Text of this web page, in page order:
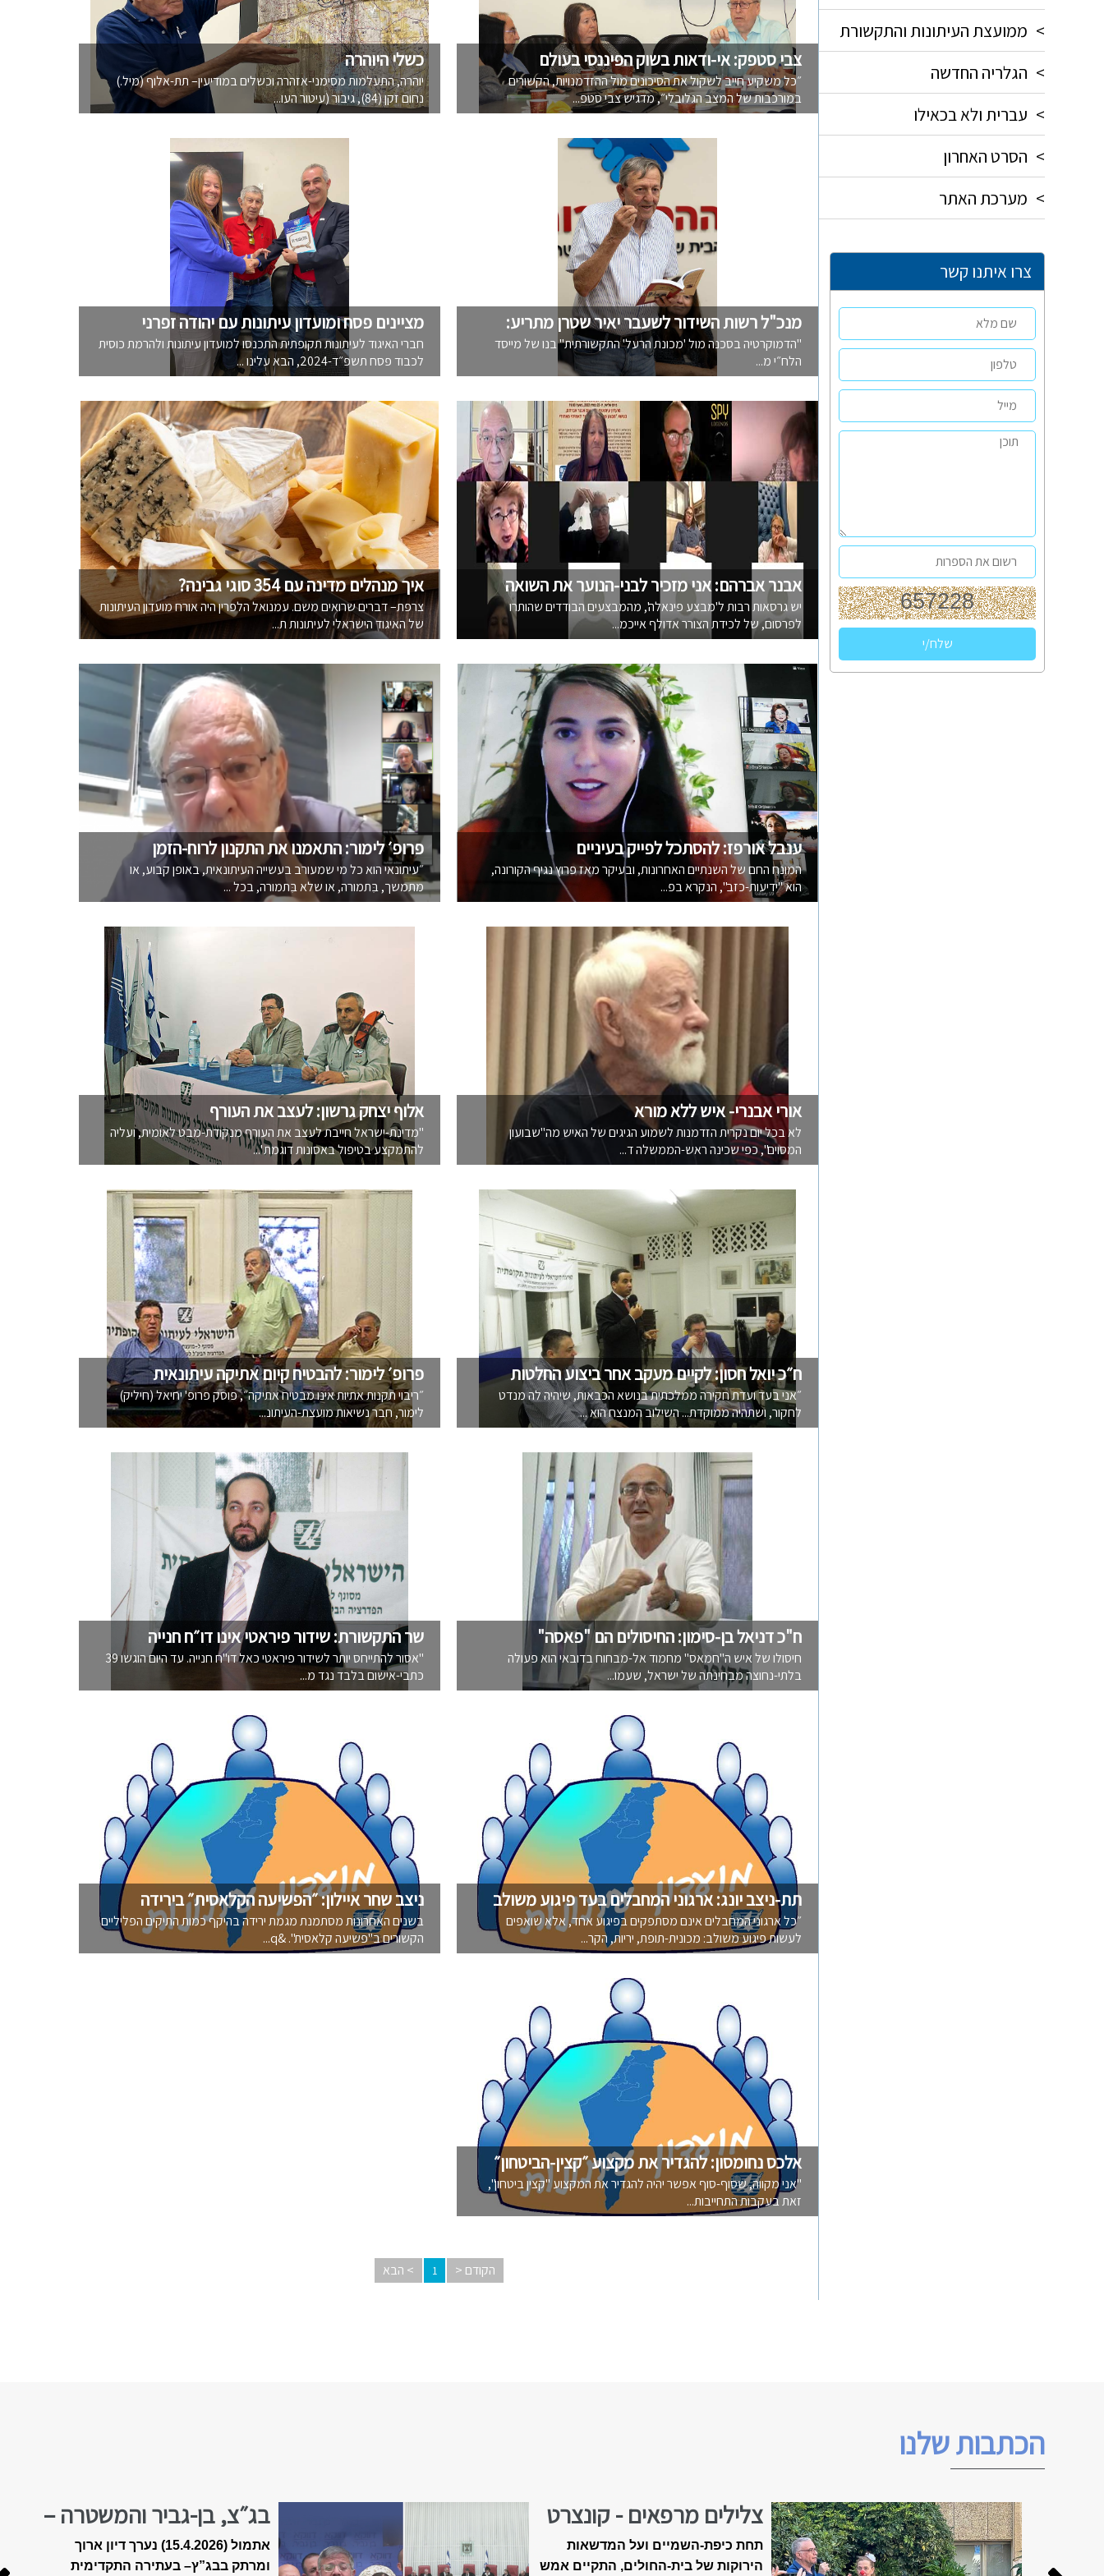
> ממועצת העיתונות והתקשורת
> הגלריה החדשה
> עברית ולא בכאילו
> הסרט האחרון
> מערכת האתר
צרו איתנו קשר
צבי סטפק: אי-ודאות בשוק הפיננסי בעולם
״כל משקיע חייב לשקול את הסיכונים מול ההזדמנויות, הקשורים
במורכבות של המצב הגלובלי״, מדגיש צבי סטפ...
כשלי היוהרה
יוהרה, התעלמות מסימני-אזהרה וכשלים במודיעין– תת-אלוף (מיל.)
נחום זקן (84), גיבור (עיטור העו...
מנכ"ל רשות השידור לשעבר יאיר שטרן מתריע:
"הדמוקרטיה בסכנה מול 'מכונת הרעל' התקשורתית" בנו של מייסד
הלח״י מ...
מציינים פסח ומועדון עיתונות עם יהודה זפרני
חברי האיגוד לעיתונות תקופתית התכנסו למועדון עיתונות ולהרמת כוסית
לכבוד פסח תשפ״ד-2024, הבא עלינו ...
אבנר אברהם: אני מזכיר לבני-הנוער את השואה
יש גרסאות רבות ל'מבצע פינאלה', מהמבצעים הבודדים שהותרו
לפרסום, של לכידת הצורר אדולף אייכמ...
איך מנהלים מדינה עם 354 סוגי גבינה?
צרפת– דברים שרואים משם. עמנואל הלפרין היה אורח מועדון העיתונות
של האיגוד הישראלי לעיתונות ת...
ענבל אורפז: להסתכל לפייק בעיניים
המונח החם של השנתיים האחרונות, ובעיקר מאז פרוץ נגיף הקורונה,
הוא "ידיעות-כזב", הנקרא בפ...
פרופ׳ לימור: התאמנו את התקנון לרוח-הזמן
״עיתונאי הוא כל מי שמעורב בעשייה העיתונאית, באופן קבוע, או
מתמשך, בִּתמורה, או שלא בִּתמורה, בכל ...
אורי אבנרי- איש ללא מורא
לא בכל יום נקרית הזדמנות לשמוע הגיגים של האיש מה"שבועון
המסוים", כפי שכינה ראש-הממשלה ד...
אלוף יצחק גרשון: לעצב את העורף
"מדינת-ישראל חייבת לעצב את העורף מנקודת-מבט לאומית, ועליה
להתמקצע בטיפול באסונות דוגמת '...
ח״כ יואל חסון: לקיים מעקב אחר ביצוע החלטות
״אני בעד ועדת חקירה ממלכתית בנושא הכבאות, שיהיה לה מנדט
לחקור, ושתהיה ממוקדת... השילוב המנצח הוא ...
פרופ׳ לימור: להבטיח קיום אתיקה עיתונאית
״ריבוי תקנות אתיות אינו מבטיח אתיקה״, פוסק פרופ' יחיאל (חיליק)
לימור, חבר נשיאות מועצת-העיתונ...
ח"כ דניאל בן-סימון: החיסולים הם "פאסה"
חיסולו של איש ה"חמאס" מחמוד אל-מבחוח בדובאי הוא פעולה
בלתי-נחוצה מבחינתה של ישראל, שעמו...
שר התקשורת: שידור פיראטי אינו דו״ח חנייה
"אסור להתייחס יותר לשידור פיראטי כאל דו"ח חנייה. עד היום הוגשו 39
כתבי-אישום בלבד נגד מ...
תת-ניצב יונג: ארגוני המחבלים בעד פיגוע משולב
״כל ארגוני המחבלים אינם מסתפקים בפיגוע אחד, אלא שואפים
לעשות פיגוע משולב: מכונית-תופת, יריות, הקר...
ניצב שחר איילון: ״הפשיעה הקלאסית״ בירידה
בשנים האחרונות מסתמנת מגמת ירידה בהיקף כמות התיקים הפליליים
הקשורים ב"פשיעה קלאסית". &q...
אלכס נחומסון: להגדיר את מקצוע ״קצין-הביטחון״
"אני מקווה, שסוף-סוף אפשר יהיה להגדיר את המקצוע "קצין ביטחון",
זאת בעקבות התחייבות...
> הבא 1 הקודם <
הכתבות שלנו
צלילים מרפאים - קונצרט
האביב ה-18 של ״מאיר״
תחת כיפת-השמיים ועל המדשאות
הירוקות של בית-החולים, התקיים אמש
בג״צ, בן-גביר והמשטרה –
הולכים לפשרה?אתמול (15.4.2026) נערך דיון ארוך
ומרתק בבג”ץ– בעתירה התקדימית